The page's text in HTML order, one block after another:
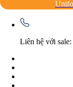
Liên hệ với sale: